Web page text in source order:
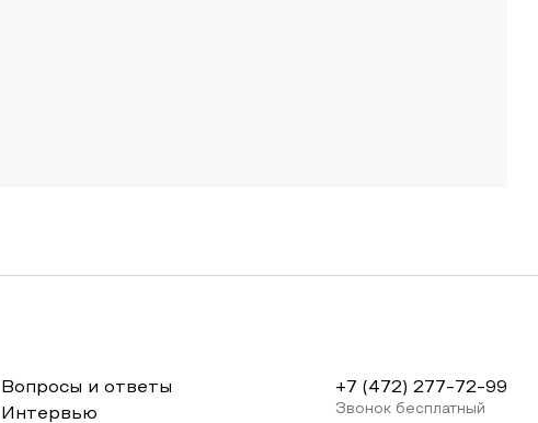
Вопросы и ответы
Интервью
+7 (472) 277-72-99
Звонок бесплатный